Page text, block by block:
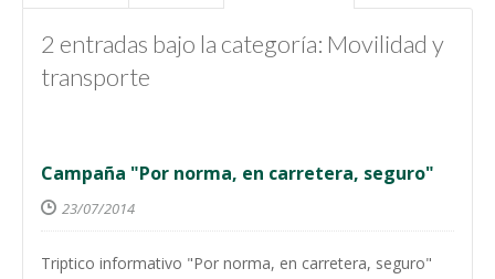
2 entradas bajo la categoría: Movilidad y
transporte
Campaña "Por norma, en carretera, seguro"
23/07/2014
Triptico informativo "Por norma, en carretera, seguro"